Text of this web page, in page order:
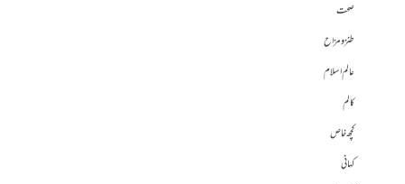
صحت
طنز و مزاح
عالم اسلام
کالم
کچھ خاص
کہانی